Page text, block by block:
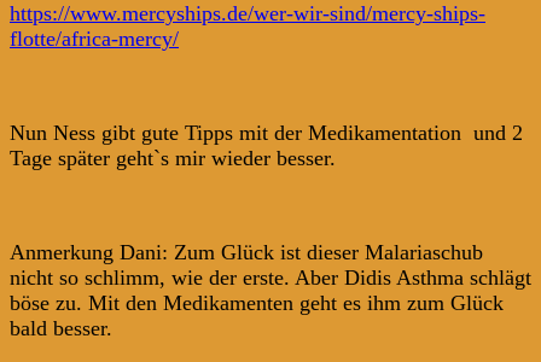
https://www.mercyships.de/wer-wir-sind/mercy-ships-
flotte/africa-mercy/
Nun Ness gibt gute Tipps mit der Medikamentation und 2
Tage später geht`s mir wieder besser.
Anmerkung Dani: Zum Glück ist dieser Malariaschub
nicht so schlimm, wie der erste. Aber Didis Asthma schlägt
böse zu. Mit den Medikamenten geht es ihm zum Glück
bald besser.